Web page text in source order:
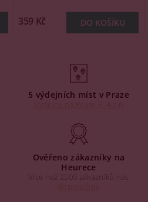
359 Kč
5 výdejních míst v Praze
Ověřeno zákazníky na
Heurece
Více než 2500 zákazníků nás